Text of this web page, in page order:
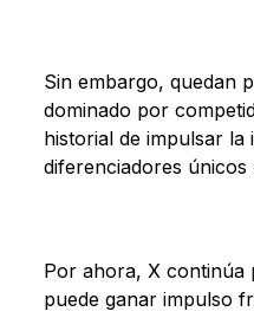
Sin embargo, quedan
dominado por
historial de impulsar
diferenciadores únicos
Por ahora, X continúa
puede ganar impulso